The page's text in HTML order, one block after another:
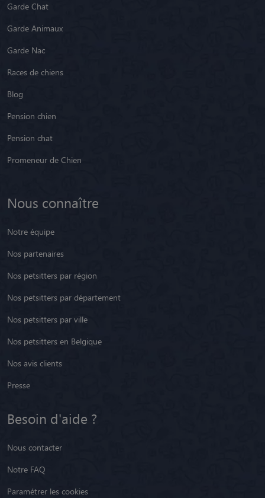
Garde Chat
Garde Animaux
Garde Nac
Races de chiens
Blog
Pension chien
Pension chat
Promeneur de Chien
Nous connaître
Notre équipe
Nos partenaires
Nos petsitters par région
Nos petsitters par département
Nos petsitters par ville
Nos petsitters en Belgique
Nos avis clients
Presse
Besoin d'aide ?
Nous contacter
Notre FAQ
Paramétrer les cookies